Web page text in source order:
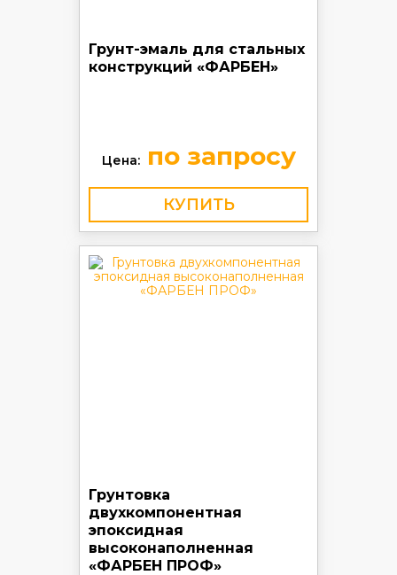
Грунт-эмаль для стальных
конструкций «ФАРБЕН»
Цена:по запросу
КУПИТЬ
Грунтовка
двухкомпонентная
эпоксидная
высоконаполненная
«ФАРБЕН ПРОФ»